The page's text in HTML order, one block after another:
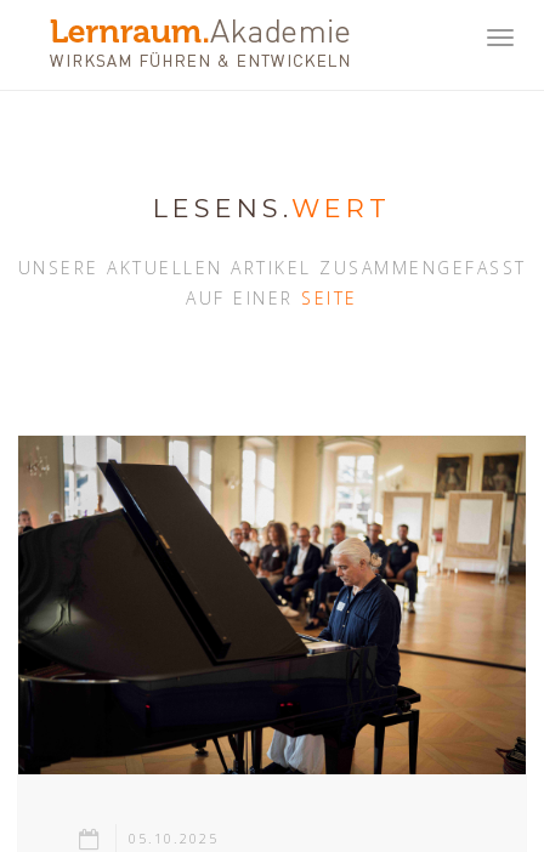
LESENS. WERT
UNSERE AKTUELLEN ARTIKEL ZUSAMMENGEFASST
AUF EINER SEITE
05.10.2025